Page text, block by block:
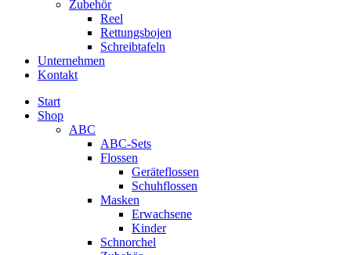
Zubehör
Reel
Rettungsbojen
Schreibtafeln
Unternehmen
Kontakt
Start
Shop
ABC
ABC-Sets
Flossen
Geräteflossen
Schuhflossen
Masken
Erwachsene
Kinder
Schnorchel